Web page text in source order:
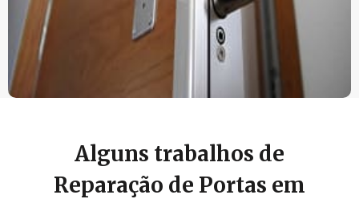
Alguns trabalhos de
Reparação de Portas em